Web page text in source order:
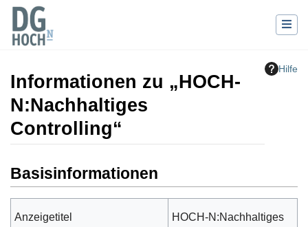
Hilfe
Informationen zu „HOCH-
N:Nachhaltiges
Controlling“
Basisinformationen
Anzeigetitel
HOCH-N:Nachhaltiges